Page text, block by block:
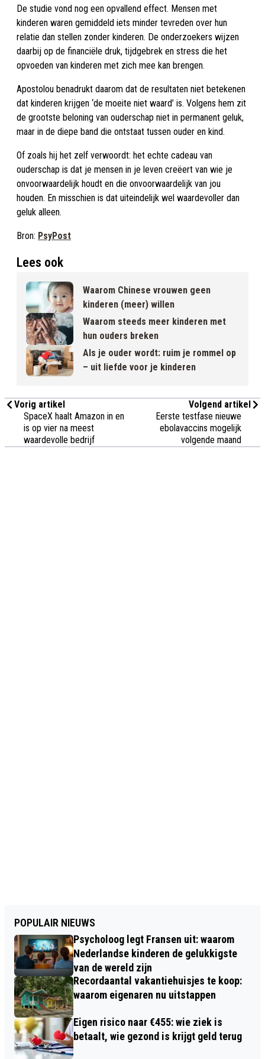
De studie vond nog een opvallend effect. Mensen met
kinderen waren gemiddeld iets minder tevreden over hun
relatie dan stellen zonder kinderen. De onderzoekers wijzen
daarbij op de financiële druk, tijdgebrek en stress die het
opvoeden van kinderen met zich mee kan brengen.
Apostolou benadrukt daarom dat de resultaten niet betekenen
dat kinderen krijgen ‘de moeite niet waard’ is. Volgens hem zit
de grootste beloning van ouderschap niet in permanent geluk,
maar in de diepe band die ontstaat tussen ouder en kind.
Of zoals hij het zelf verwoordt: het echte cadeau van
ouderschap is dat je mensen in je leven creëert van wie je
onvoorwaardelijk houdt en die onvoorwaardelijk van jou
houden. En misschien is dat uiteindelijk wel waardevoller dan
geluk alleen.
Bron: PsyPost
Lees ook
Waarom Chinese vrouwen geen
kinderen (meer) willen
Waarom steeds meer kinderen met
hun ouders breken
Als je ouder wordt: ruim je rommel op
– uit liefde voor je kinderen
Vorig artikel
SpaceX haalt Amazon in en
is op vier na meest
waardevolle bedrijf
Volgend artikel
Eerste testfase nieuwe
ebolavaccins mogelijk
volgende maand
POPULAIR NIEUWS
Psycholoog legt Fransen uit: waarom
Nederlandse kinderen de gelukkigste
van de wereld zijn
Recordaantal vakantiehuisjes te koop:
waarom eigenaren nu uitstappen
Eigen risico naar €455: wie ziek is
betaalt, wie gezond is krijgt geld terug